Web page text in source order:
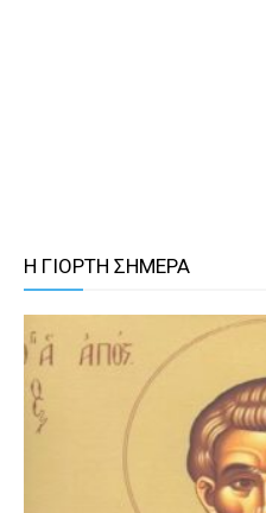
Η ΓΙΟΡΤΗ ΣΗΜΕΡΑ